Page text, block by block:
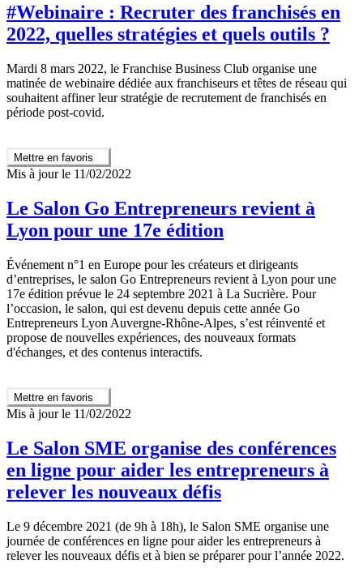
#Webinaire : Recruter des franchisés en
2022, quelles stratégies et quels outils ?
Mardi 8 mars 2022, le Franchise Business Club organise une
matinée de webinaire dédiée aux franchiseurs et têtes de réseau qui
souhaitent affiner leur stratégie de recrutement de franchisés en
période post-covid.
Mettre en favoris
Mis à jour le 11/02/2022
Le Salon Go Entrepreneurs revient à
Lyon pour une 17e édition
Événement n°1 en Europe pour les créateurs et dirigeants
d’entreprises, le salon Go Entrepreneurs revient à Lyon pour une
17e édition prévue le 24 septembre 2021 à La Sucrière. Pour
l’occasion, le salon, qui est devenu depuis cette année Go
Entrepreneurs Lyon Auvergne-Rhône-Alpes, s’est réinventé et
propose de nouvelles expériences, des nouveaux formats
d'échanges, et des contenus interactifs.
Mettre en favoris
Mis à jour le 11/02/2022
Le Salon SME organise des conférences
en ligne pour aider les entrepreneurs à
relever les nouveaux défis
Le 9 décembre 2021 (de 9h à 18h), le Salon SME organise une
journée de conférences en ligne pour aider les entrepreneurs à
relever les nouveaux défis et à bien se préparer pour l’année 2022.